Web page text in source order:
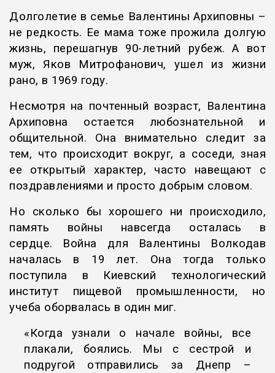
Долголетие в семье Валентины Архиповны –
не редкость. Ее мама тоже прожила долгую
жизнь, перешагнув 90-летний рубеж. А вот
муж, Яков Митрофанович, ушел из жизни
рано, в 1969 году.
Несмотря на почтенный возраст, Валентина
Архиповна остается любознательной и
общительной. Она внимательно следит за
тем, что происходит вокруг, а соседи, зная
ее открытый характер, часто навещают с
поздравлениями и просто добрым словом.
Но сколько бы хорошего ни происходило,
память войны навсегда осталась в
сердце. Война для Валентины Волкодав
началась в 19 лет. Она тогда только
поступила в Киевский технологический
институт пищевой промышленности, но
учеба оборвалась в один миг.
«Когда узнали о начале войны, все
плакали, боялись. Мы с сестрой и
подругой отправились за Днепр –